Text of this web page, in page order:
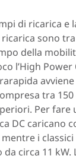
di ricarica e
sono
della
l’High Power
tra 150
Per fare
DC caricano
i
circa 11 kW.